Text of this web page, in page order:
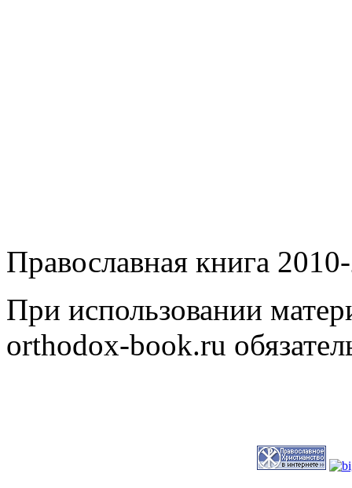
Православная книга
При использовании
orthodox-book.ru